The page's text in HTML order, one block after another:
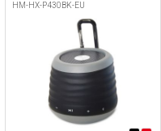
HM-HX-P430BK-EU